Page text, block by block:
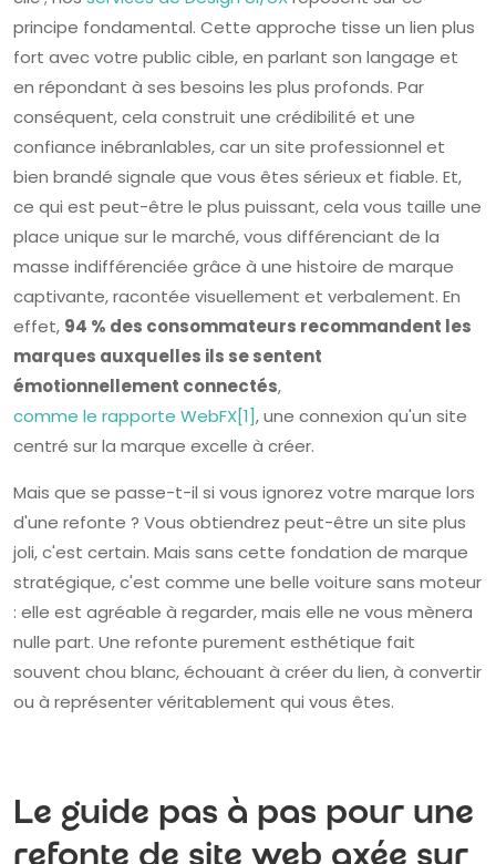
principe fondamental. Cette approche tisse un lien plus
fort avec votre public cible, en parlant son langage et
en répondant à ses besoins les plus profonds. Par
conséquent, cela construit une crédibilité et une
confiance inébranlables, car un site professionnel et
bien brandé signale que vous êtes sérieux et fiable. Et,
ce qui est peut-être le plus puissant, cela vous taille une
place unique sur le marché, vous différenciant de la
masse indifférenciée grâce à une histoire de marque
captivante, racontée visuellement et verbalement. En
effet, 94 % des consommateurs recommandent les
marques auxquelles ils se sentent
émotionnellement connectés,
comme le rapporte WebFX[1], une connexion qu'un site
centré sur la marque excelle à créer.
Mais que se passe-t-il si vous ignorez votre marque lors
d'une refonte ? Vous obtiendrez peut-être un site plus
joli, c'est certain. Mais sans cette fondation de marque
stratégique, c'est comme une belle voiture sans moteur
: elle est agréable à regarder, mais elle ne vous mènera
nulle part. Une refonte purement esthétique fait
souvent chou blanc, échouant à créer du lien, à convertir
ou à représenter véritablement qui vous êtes.
Le guide pas à pas pour une